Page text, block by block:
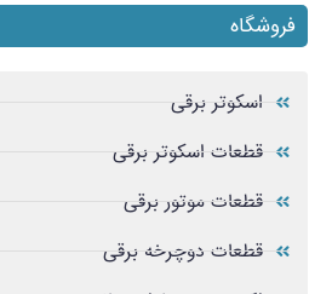
فروشگاه
اسکوتر برقی
قطعات اسکوتر برقی
قطعات موتور برقی
قطعات دوچرخه برقی